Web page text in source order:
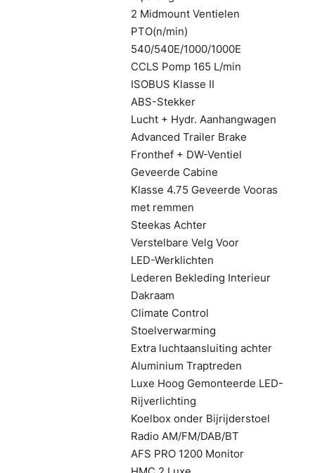
2 Midmount Ventielen
PTO(n/min)
540/540E/1000/1000E
CCLS Pomp 165 L/min
ISOBUS Klasse II
ABS-Stekker
Lucht + Hydr. Aanhangwagen
Advanced Trailer Brake
Fronthef + DW-Ventiel
Geveerde Cabine
Klasse 4.75 Geveerde Vooras
met remmen
Steekas Achter
Verstelbare Velg Voor
LED-Werklichten
Lederen Bekleding Interieur
Dakraam
Climate Control
Stoelverwarming
Extra luchtaansluiting achter
Aluminium Traptreden
Luxe Hoog Gemonteerde LED-
Rijverlichting
Koelbox onder Bijrijderstoel
Radio AM/FM/DAB/BT
AFS PRO 1200 Monitor